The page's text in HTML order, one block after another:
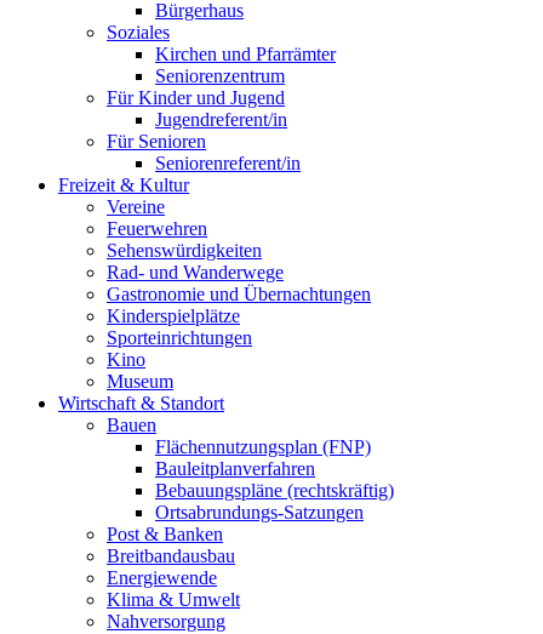
Bürgerhaus
Soziales
Kirchen und Pfarrämter
Seniorenzentrum
Für Kinder und Jugend
Jugendreferent/in
Für Senioren
Seniorenreferent/in
Freizeit & Kultur
Vereine
Feuerwehren
Sehenswürdigkeiten
Rad- und Wanderwege
Gastronomie und Übernachtungen
Kinderspielplätze
Sporteinrichtungen
Kino
Museum
Wirtschaft & Standort
Bauen
Flächennutzungsplan (FNP)
Bauleitplanverfahren
Bebauungspläne (rechtskräftig)
Ortsabrundungs-Satzungen
Post & Banken
Breitbandausbau
Energiewende
Klima & Umwelt
Nahversorgung